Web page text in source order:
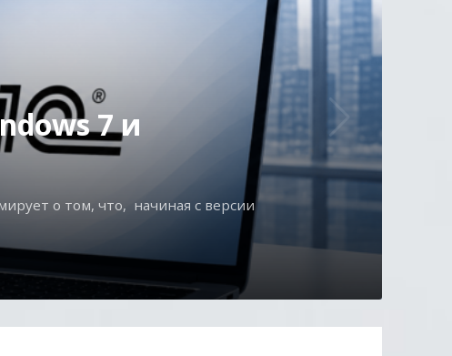
7 и
о том, что, начиная с версии